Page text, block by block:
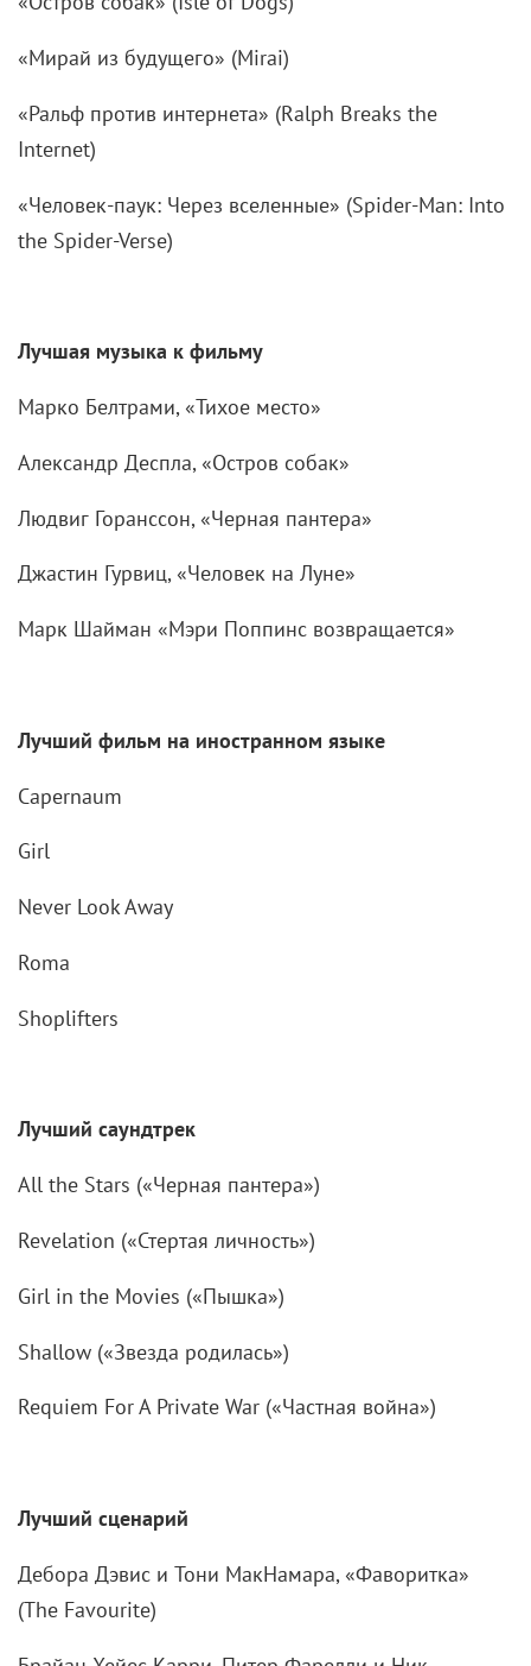
«Мирай из будущего» (Mirai)
«Ральф против интернета» (Ralph Breaks the
Internet)
«Человек-паук: Через вселенные» (Spider-Man: Into
the Spider-Verse)
Лучшая музыка к фильму
Марко Белтрами, «Тихое место»
Александр Деспла, «Остров собак»
Людвиг Горанссон, «Черная пантера»
Джастин Гурвиц, «Человек на Луне»
Марк Шайман «Мэри Поппинс возвращается»
Лучший фильм на иностранном языке
Capernaum
Girl
Never Look Away
Roma
Shoplifters
Лучший саундтрек
All the Stars («Черная пантера»)
Revelation («Стертая личность»)
Girl in the Movies («Пышка»)
Shallow («Звезда родилась»)
Requiem For A Private War («Частная война»)
Лучший сценарий
Дебора Дэвис и Тони МакНамара, «Фаворитка»
(The Favourite)